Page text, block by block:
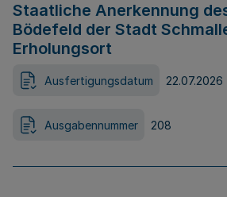
Staatliche Anerkennung
Bödefeld der Stadt
Erholungsort
Ausfertigungsdatum 22.07.2026
Ausgabennummer 208